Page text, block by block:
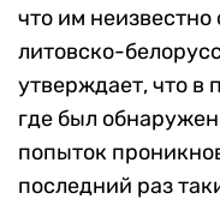
что им
литовско-
утверждает, что в
где был
попыток
последний раз